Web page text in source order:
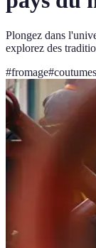
Plongez dans
explorez des
#fromage#